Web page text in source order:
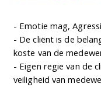
- Emotie mag,
- De cliënt is de
koste van de
- Eigen regie van de
veiligheid van